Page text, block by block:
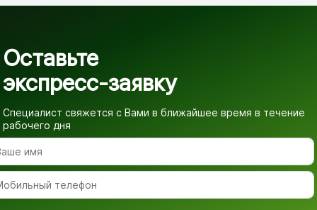
Оставьте
экспресс-заявку
Специалист свяжется с Вами в ближайшее время в течение
рабочего дня